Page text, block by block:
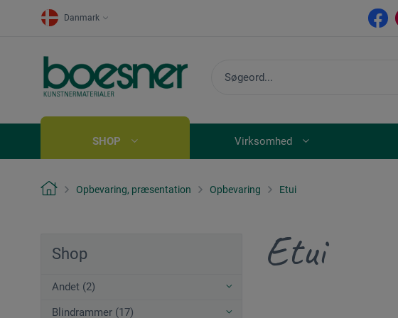
Danmark
SHOP Virksomhed
Opbevaring, præsentation Opbevaring Etui
Shop
Andet (2)
Blindrammer (17)
Etui